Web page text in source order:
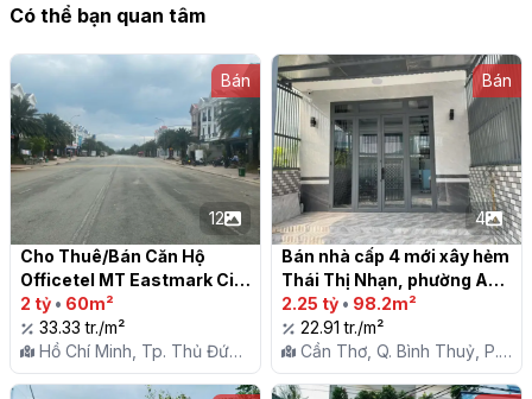
Có thể bạn quan tâm
Bán
12
Cho Thuê/Bán Căn Hộ
Officetel MT Eastmark City
- Văn Phòng Cao Cấp, Giá
Tốt Nhất Khu Vực!
2 tỷ • 60m²
33.33 tr./m²
Hồ Chí Minh, Tp. Thủ Đức,
P. Long Trường
Bán
4
Bán nhà cấp 4 mới xây hẻm
Thái Thị Nhạn, phường An
Thới, quận Bình Thủy, Cần
Thơ
2.25 tỷ • 98.2m²
22.91 tr./m²
Cần Thơ, Q. Bình Thuỷ, P.
An Thới